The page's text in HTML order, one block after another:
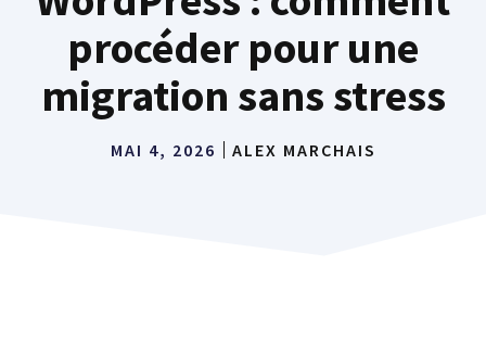
procéder pour une
migration sans stress
MAI 4, 2026 ALEX MARCHAIS